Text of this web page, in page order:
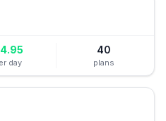
4.95
day
40
plans